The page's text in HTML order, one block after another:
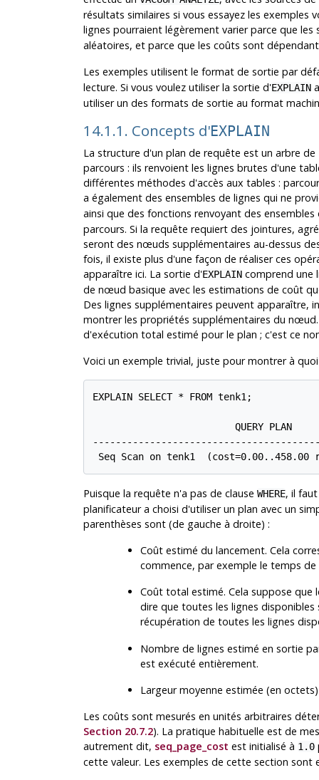
résultats similaires si vous essayez les
lignes pourraient légèrement varier parce que
aléatoires, et parce que les coûts sont
Les exemples utilisent le format de sortie par
lecture. Si vous voulez utiliser la sortie d'EXPLAIN
utiliser un des formats de sortie au format
14.1.1. Concepts d'EXPLAIN
La structure d'un plan de requête est un arbre de
parcours : ils renvoient les lignes brutes d'une
différentes méthodes d'accès aux tables :
a également des ensembles de lignes qui ne
ainsi que des fonctions renvoyant des
parcours. Si la requête requiert des jointures,
seront des nœuds supplémentaires au-dessus
fois, il existe plus d'une façon de réaliser ces
apparaître ici. La sortie d'EXPLAINcomprend une
de nœud basique avec les estimations de coût
Des lignes supplémentaires peuvent
montrer les propriétés supplémentaires du
d'exécution total estimé pour le plan ; c'est ce
Voici un exemple trivial, juste pour montrer à
EXPLAIN SELECT * FROM tenk1;
                         QUERY PLAN
Seq Scan on tenk1  (cost=0.00..458.00
Puisque la requête n'a pas de clause WHERE, il
planificateur a choisi d'utiliser un plan avec un
parenthèses sont (de gauche à droite) :
Coût estimé du lancement. Cela
commence, par exemple le temps
Coût total estimé. Cela suppose
dire que toutes les lignes
récupération de toutes les lignes
Nombre de lignes estimé en sortie
est exécuté entièrement.
Largeur moyenne estimée (en
Les coûts sont mesurés en unités arbitraires
Section 20.7.2). La pratique habituelle est de
autrement dit, seq_page_cost est initialisé à 1.0
cette valeur. Les exemples de cette section